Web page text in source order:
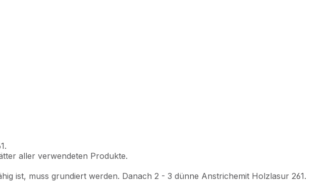
aller verwendeten Produkte.
ist, muss grundiert werden. Danach 2 - 3 dünne Anstrichemit Holzlasur 261.